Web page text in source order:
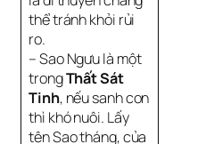
thể tránh khỏi rủi
ro.
– Sao Ngưu là một
trongThất Sát
Tinh, nếu sanh con
thì khó nuôi. Lấy
tên Sao tháng, của